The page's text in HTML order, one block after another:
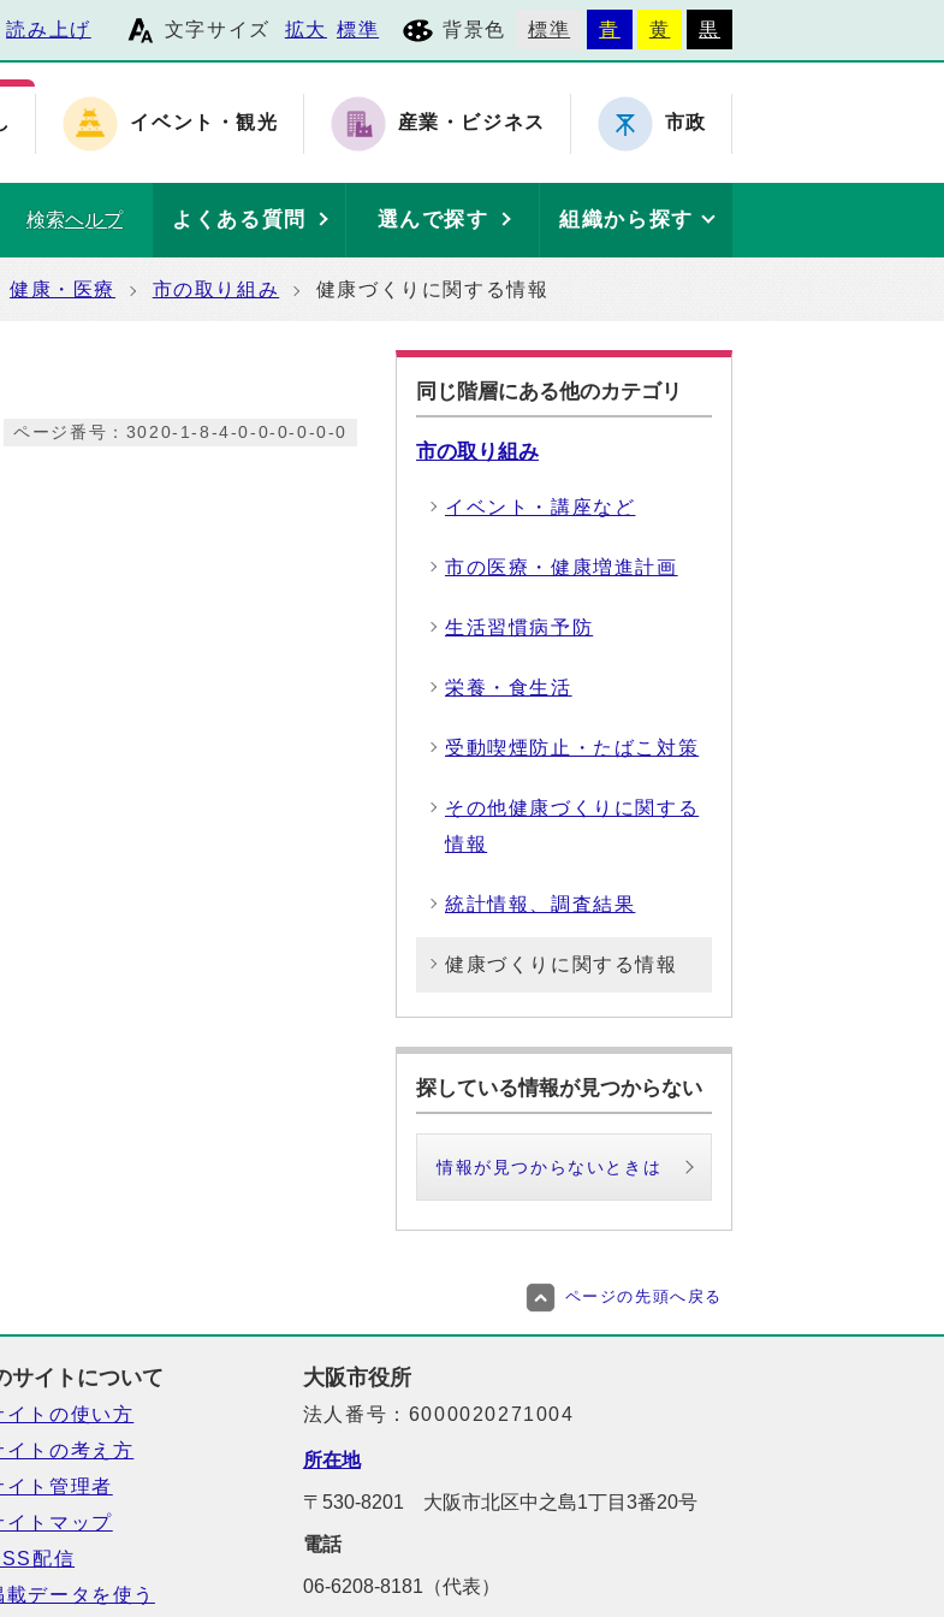
読み上げ 文字サイズ 拡大 標準 背景色 標準 青 黄 黒
イベント・観光 産業・ビジネス 市政
検索ヘルプ よくある質問 選んで探す 組織から探す
健康・医療 市の取り組み 健康づくりに関する情報
ページ番号：3020-1-8-4-0-0-0-0-0-0
同じ階層にある他のカテゴリ
市の取り組み
イベント・講座など
市の医療・健康増進計画
生活習慣病予防
栄養・食生活
受動喫煙防止・たばこ対策
その他健康づくりに関する
情報
統計情報、調査結果
健康づくりに関する情報
探している情報が見つからない
情報が見つからないときは
ページの先頭へ戻る
サイトについて
イトの使い方
イトの考え方
イト管理者
イトマップ
配信
載データを使う
大阪市役所
法人番号：6000020271004
所在地
〒530-8201 大阪市北区中之島1丁目3番20号
電話
06-6208-8181（代表）